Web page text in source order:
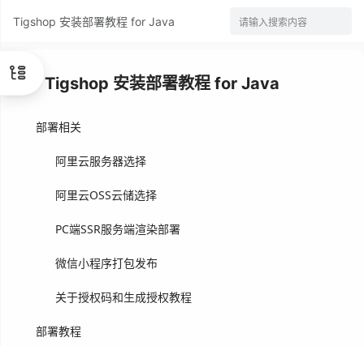
Tigshop 安装部署教程 for Java
部署相关
阿里云服务器选择
阿里云OSS云储选择
PC端SSR服务端渲染部署
微信小程序打包发布
关于授权码和生成授权教程
部署教程
Tigshop 安装部署教程 for Java 请输入搜索内容